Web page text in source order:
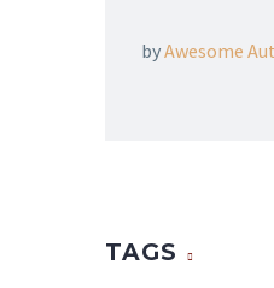
byAwesome
TAGS